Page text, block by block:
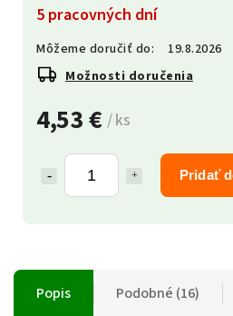
4,53 € / ks
Pridať
5 pracovných dní
Môžeme doručiť do:
19.8.2026
Možnosti doručenia
Popis Podobné (16)